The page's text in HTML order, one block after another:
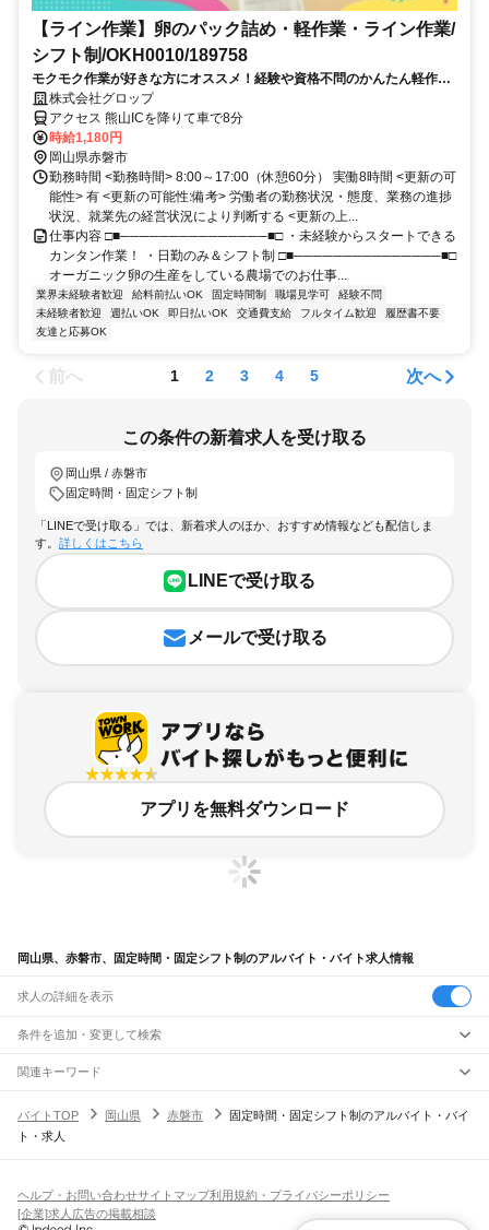
【ライン作業】卵のパック詰め・軽作業・ライン作業/
シフト制/OKH0010/189758
モクモク作業が好きな方にオススメ！経験や資格不問のかんたん軽作業
☆【日勤／シフト制／駐車場無料】
株式会社グロップ
アクセス 熊山ICを降りて車で8分
時給1,180円
岡山県赤磐市
勤務時間 <勤務時間> 8:00～17:00（休憩60分） 実働8時間 <更新の可
能性> 有 <更新の可能性:備考> 労働者の勤務状況・態度、業務の進捗
状況、就業先の経営状況により判断する <更新の上...
仕事内容 □■───────────────■□ ・未経験からスタートできる
カンタン作業！ ・日勤のみ＆シフト制 □■───────────────■□
オーガニック卵の生産をしている農場でのお仕事...
業界未経験者歓迎 給料前払いOK 固定時間制 職場見学可
経験不問
未経験者歓迎
週払いOK 即日払いOK 交通費支給 フルタイム歓迎
履歴書不要
友達と応募OK
前へ 1 2 3 4 5 次へ
この条件の新着求人を受け取る
岡山県 / 赤磐市
固定時間・固定シフト制
「LINEで受け取る」では、新着求人のほか、おすすめ情報なども配信しま
す。 詳しくはこちら
LINEで受け取る
メールで受け取る
アプリを無料ダウンロード
岡山県、赤磐市、固定時間・固定シフト制のアルバイト・バイト求人情報
求人の詳細を表示
条件を追加・変更して検索
市区町村を追加・変更
岡山県すべて
岡山市
真庭市美作市浅口市和気郡都窪郡浅口郡小田郡真庭郡苫田郡勝田郡
久米郡加賀郡
駅を追加・変更
JR山陽本線(岡山～三原)
岡山駅北長瀬駅庭瀬駅中庄駅 新倉敷駅金光駅鴨方駅里庄駅笠岡駅
職種を追加・変更
飲食・フードサービスすべて
ホールスタッフキッチンスタッフ
人気
雇用形態を追加・変更
関連キーワード
岡山県 赤磐市 スキマ時間勤務広島県 福山市 固定時間・固定シフト制 cad
岡山県 固定時間・固定シフト制 ケーキ屋スタッフ
バイトTOP 岡山県 赤磐市
固定時間・固定シフト制のアルバイト・バイ
ト・求人
ヘルプ・お問い合わせサイトマップ利用規約・プライバシーポリシー
[企業]求人広告の掲載相談